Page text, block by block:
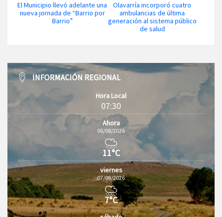
El Municipio llevó adelante una
nueva jornada de “Barrio por
Barrio”
Olavarría incorporó cuatro
ambulancias de última
generación al sistema público
de salud
INFORMACIÓN REGIONAL
Hora Local
07:30
Ahora
06/08/2026
11°C
viernes
07/08/2026
7°C